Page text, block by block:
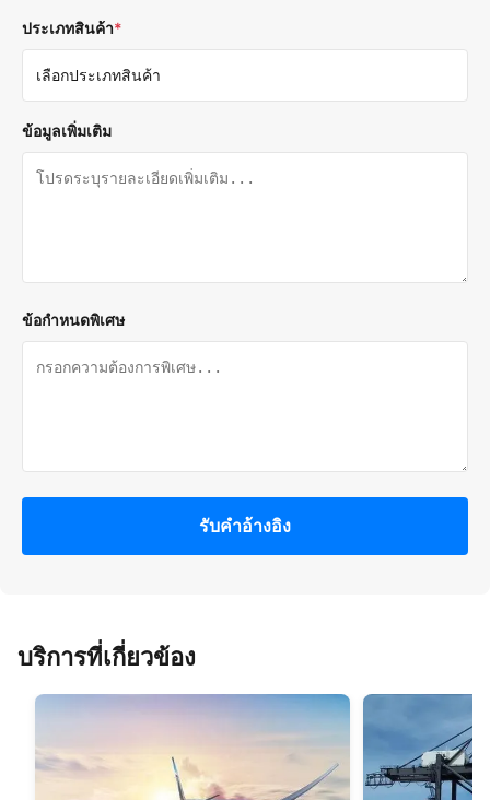
ประเภทสินค้า*
ข้อมูลเพิ่มเติม
ข้อกำหนดพิเศษ
รับคําอ้างอิง
บริการที่เกี่ยวข้อง